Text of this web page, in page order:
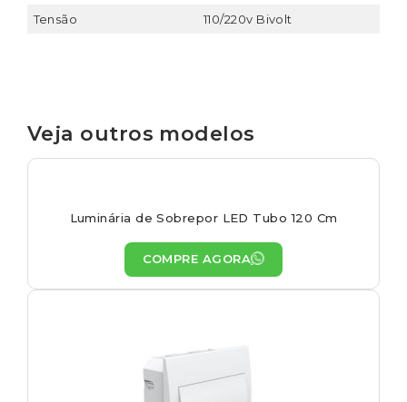
Tensão
110/220v Bivolt
Veja outros modelos
Luminária de Sobrepor LED Tubo 120 Cm
COMPRE AGORA